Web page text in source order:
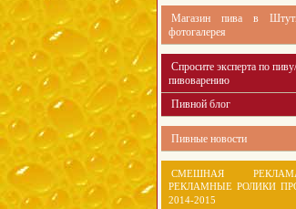
Магазин пива в
фотогалерея
Спросите эксперта по пиву/
пивоварению
Пивной блог
Пивные новости
СМЕШНАЯ
РЕКЛАМНЫЕ РОЛИКИ
2014-2015